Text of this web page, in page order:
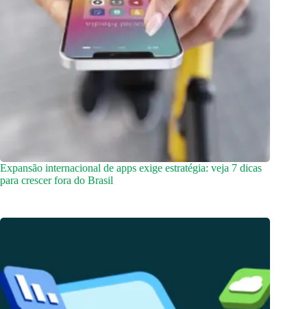
Expansão internacional de apps exige estratégia: veja 7 dicas
para crescer fora do Brasil